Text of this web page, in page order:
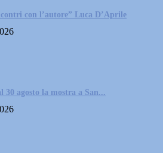
con l’autore” Luca D’Aprile
30 agosto la mostra a San...